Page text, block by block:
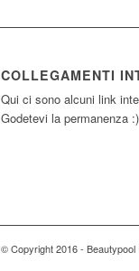
COLLEGAMENTI
Qui ci sono alcuni link
Godetevi la permanenza :)
© Copyright 2016 - Beautypool